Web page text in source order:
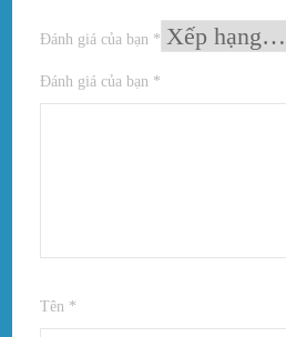
Đánh giá của bạn *
Đánh giá của bạn *
Tên *